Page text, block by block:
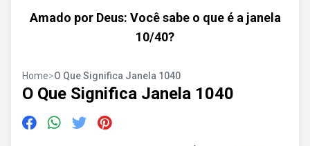
Amado por Deus: Você sabe o que é a janela
10/40?
Home>O Que Significa Janela 1040
O Que Significa Janela 1040